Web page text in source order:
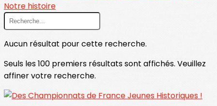
Notre histoire
Aucun résultat pour cette recherche.
Seuls les 100 premiers résultats sont affichés. Veuillez
affiner votre recherche.